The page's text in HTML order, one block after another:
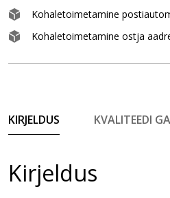
Kohaletoimetamine
Kohaletoimetamine ostja
KIRJELDUS KVALITEEDI
Kirjeldus